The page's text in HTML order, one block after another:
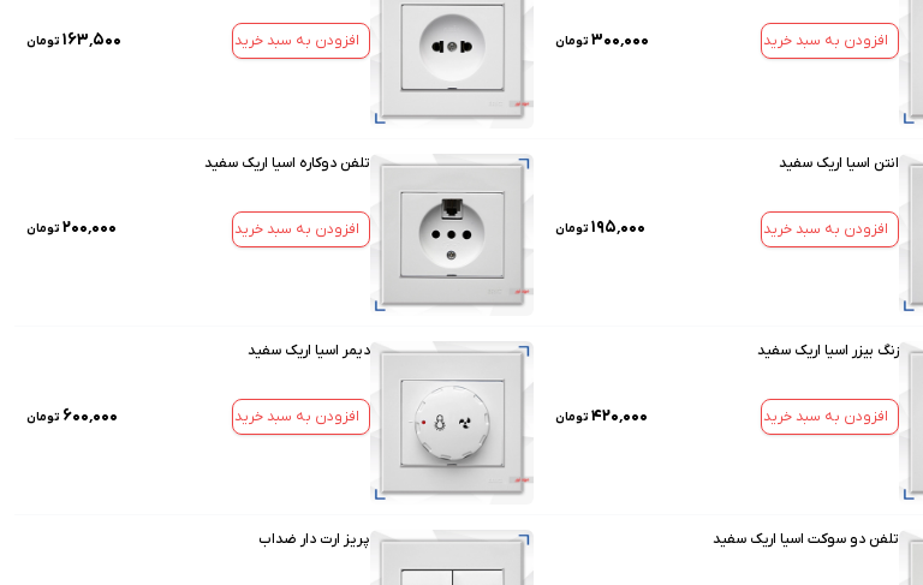
افزودن به سبد خرید ۳۰۰٬۰۰۰ تومان افزودن به سبد خرید ۱۶۳٬۵۰۰ تومان
انتن اسیا اریک سفید
افزودن به سبد خرید ۱۹۵٬۰۰۰ تومان
تلفن دوکاره اسیا اریک سفید
افزودن به سبد خرید ۲۰۰٬۰۰۰ تومان
زنگ بیزر اسیا اریک سفید
افزودن به سبد خرید ۴۲۰٬۰۰۰ تومان
دیمر اسیا اریک سفید
افزودن به سبد خرید ۶۰۰٬۰۰۰ تومان
تلفن دو سوکت اسیا اریک سفید پریز ارت دار ضداب